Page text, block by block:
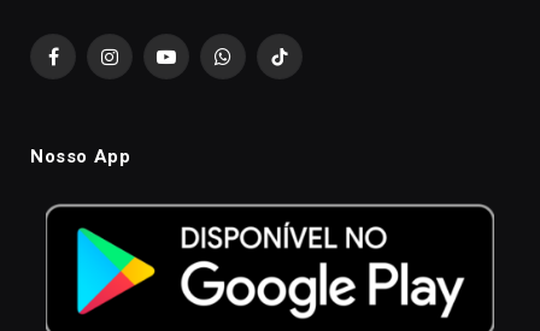
FacebookInstagramYouTubeWhatsAppTikTok
Nosso App